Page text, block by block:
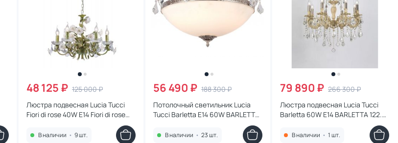
48 125 ₽ 125 000 ₽
Люстра подвесная Lucia Tucci
Fiori di rose 40W E14 Fiori di rose
В наличии • 9 шт.
56 490 ₽ 188 300 ₽
Потолочный светильник Lucia
Tucci Barletta E14 60W BARLETTA
В наличии • 23 шт.
79 890 ₽ 266 300 ₽
Люстра подвесная Lucia Tucci
Barletta 60W E14 BARLETTA 122.8
В наличии • 1 шт.